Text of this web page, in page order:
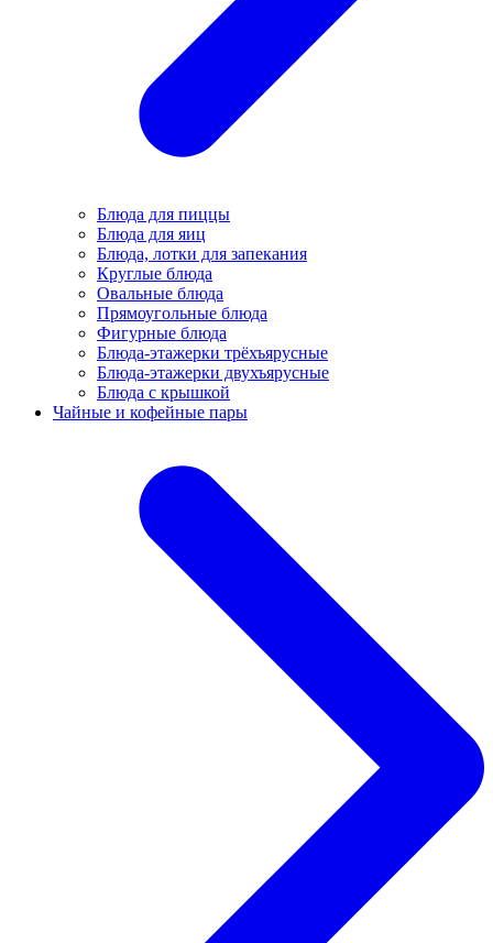
Блюда для пиццы
Блюда для яиц
Блюда, лотки для запекания
Круглые блюда
Овальные блюда
Прямоугольные блюда
Фигурные блюда
Блюда-этажерки трёхъярусные
Блюда-этажерки двухъярусные
Блюда с крышкой
Чайные и кофейные пары